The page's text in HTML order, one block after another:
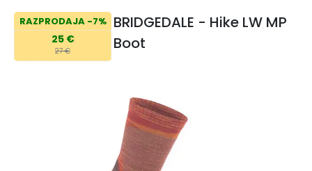
RAZPRODAJA -7%
25 €
27 €
BRIDGEDALE - Hike LW MP
Boot